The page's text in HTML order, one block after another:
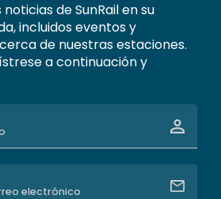
de SunRail en su
incluidos eventos y
de nuestras estaciones.
a continuación y